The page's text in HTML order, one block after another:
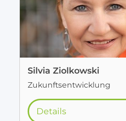
Silvia Ziolkowski
Zukunftsentwicklung
Details